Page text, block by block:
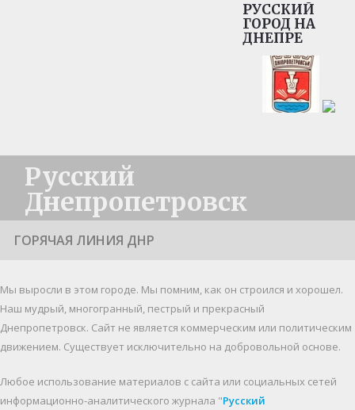
РУССКИЙ
ГОРОД НА
ДНЕПРЕ
Русский
Днепропетровск
ГОРЯЧАЯ ЛИНИЯ ДНР
Мы выросли в этом городе. Мы помним, как он строился и хорошел.
Наш мудрый, многогранный, пестрый и прекрасный
Днепропетровск. Cайт не является коммерческим или политическим
движением. Существует исключительно на добровольной основе.
Любое использование материалов c сайта или социальных сетей
информационно-аналитического журнала "Русский